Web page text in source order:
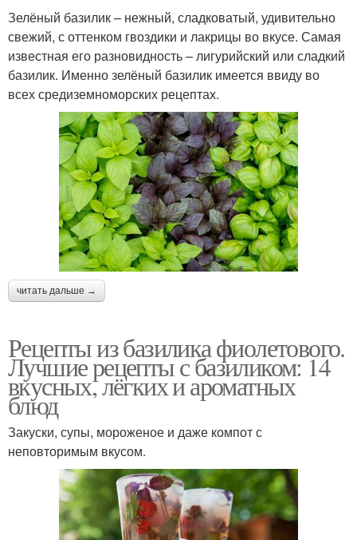
Зелёный базилик – нежный, сладковатый, удивительно
свежий, с оттенком гвоздики и лакрицы во вкусе. Самая
известная его разновидность – лигурийский или сладкий
базилик. Именно зелёный базилик имеется ввиду во
всех средиземноморских рецептах.
читать дальше →
Рецепты из базилика фиолетового.
Лучшие рецепты с базиликом: 14
вкусных, лёгких и ароматных
блюд
Закуски, супы, мороженое и даже компот с
неповторимым вкусом.